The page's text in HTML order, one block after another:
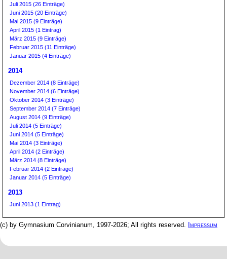
Juli 2015 (26 Einträge)
Juni 2015 (20 Einträge)
Mai 2015 (9 Einträge)
April 2015 (1 Eintrag)
März 2015 (9 Einträge)
Februar 2015 (11 Einträge)
Januar 2015 (4 Einträge)
2014
Dezember 2014 (8 Einträge)
November 2014 (6 Einträge)
Oktober 2014 (3 Einträge)
September 2014 (7 Einträge)
August 2014 (9 Einträge)
Juli 2014 (5 Einträge)
Juni 2014 (5 Einträge)
Mai 2014 (3 Einträge)
April 2014 (2 Einträge)
März 2014 (8 Einträge)
Februar 2014 (2 Einträge)
Januar 2014 (5 Einträge)
2013
Juni 2013 (1 Eintrag)
(c) by Gymnasium Corvinianum, 1997-2026; All rights reserved. Impressum